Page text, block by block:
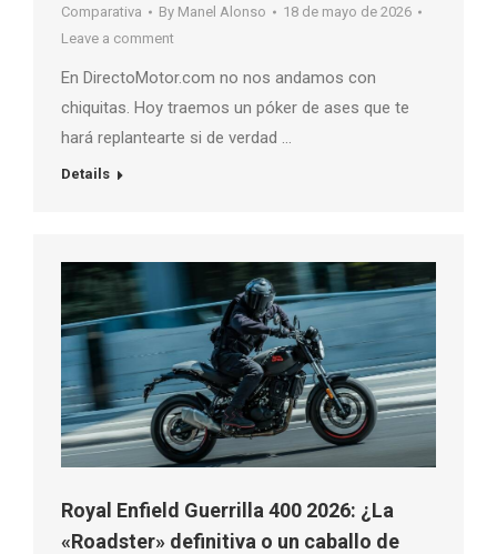
Comparativa By Manel Alonso
18 de mayo de 2026
Leave a comment
En DirectoMotor.com no nos andamos con
chiquitas. Hoy traemos un póker de ases que te
hará replantearte si de verdad …
Details
Royal Enfield Guerrilla 400 2026: ¿La
«Roadster» definitiva o un caballo de